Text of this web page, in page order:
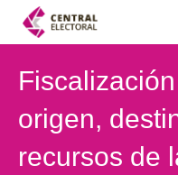
origen,
recursos de